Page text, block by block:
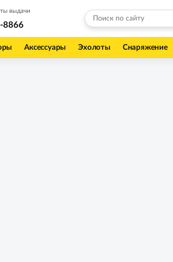
выдачи
8866
Аксессуары Эхолоты Снаряжение